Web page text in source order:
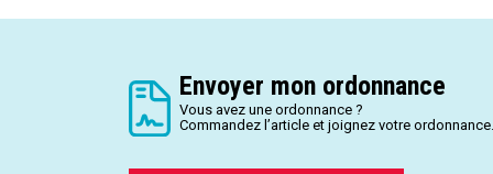
Envoyer mon ordonnance
Vous avez une ordonnance ?
Commandez l’article et joignez votre ordonnance.